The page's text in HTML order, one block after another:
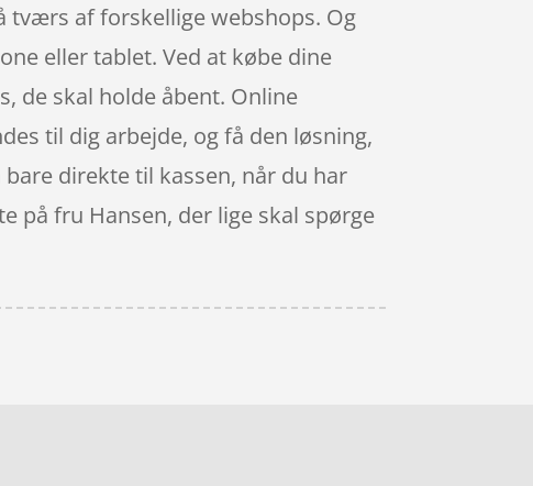
tværs af forskellige webshops. Og
eller tablet. Ved at købe dine
de skal holde åbent. Online
til dig arbejde, og få den løsning,
direkte til kassen, når du har
på fru Hansen, der lige skal spørge